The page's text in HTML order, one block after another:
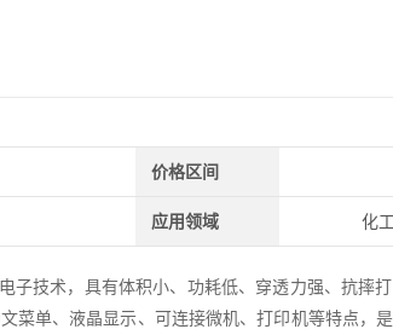
价格区间
应用领域 化
子技术，具有体积小、功耗低、穿透力强、抗摔
菜单、液晶显示、可连接微机、打印机等特点，